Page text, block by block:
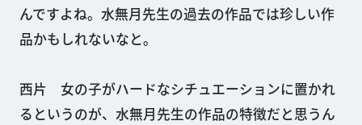
んですよね。水無月先生の過去の作品では珍しい作
品かもしれないなと。
西片 女の子がハードなシチュエーションに置かれ
るというのが、水無月先生の作品の特徴だと思うん